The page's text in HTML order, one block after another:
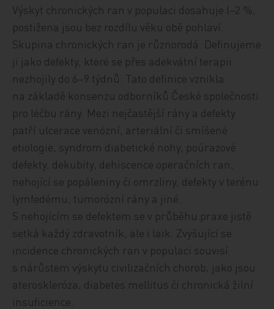
Výskyt chronických ran v populaci dosahuje l−2 %,
postižena jsou bez rozdílu věku obě pohlaví.
Skupina chronických ran je různorodá. Definujeme
ji jako defekty, které se přes adekvátní terapii
nezhojily do 6–9 týdnů. Tato definice vznikla
na základě konsenzu odborníků České společnosti
pro léčbu rány. Mezi nejčastější rány a defekty
patří ulcerace venózní, arteriální či smíšené
etiologie, syndrom diabetické nohy, poúrazové
defekty, dekubity, dehiscence operačních ran,
nehojící se popáleniny či omrzliny, defekty v terénu
lymfedému, tumorózní rány a jiné.
S nehojícím se defektem se v průběhu praxe jistě
setká každý zdravotník, ale i laik. Zvyšující se
incidence chronických ran v populaci souvisí
s nárůstem výskytu civilizačních chorob, jako jsou
ateroskleróza, diabetes mellitus či chronická žilní
insuficience.